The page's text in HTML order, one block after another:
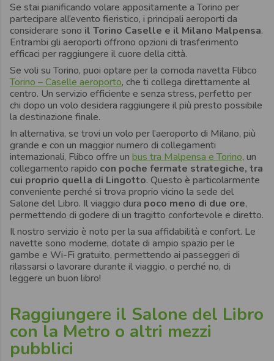
Se stai pianificando volare appositamente a Torino per
partecipare all’evento fieristico, i principali aeroporti da
considerare sono il Torino Caselle e il Milano Malpensa.
Entrambi gli aeroporti offrono opzioni di trasferimento
efficaci per raggiungere il cuore della città.
Se voli su Torino, puoi optare per la comoda navetta Flibco
Torino – Caselle aeroporto, che ti collega direttamente al
centro. Un servizio efficiente e senza stress, perfetto per
chi dopo un volo desidera raggiungere il più presto possibile
la destinazione finale.
In alternativa, se trovi un volo per l’aeroporto di Milano, più
grande e con un maggior numero di collegamenti
internazionali, Flibco offre un bus tra Malpensa e Torino, un
collegamento rapido con poche fermate strategiche, tra
cui proprio quella di Lingotto. Questo è particolarmente
conveniente perché si trova proprio vicino la sede del
Salone del Libro. Il viaggio dura poco meno di due ore,
permettendo di godere di un tragitto confortevole e diretto.
Il nostro servizio è noto per la sua affidabilità e confort. Le
navette sono moderne, dotate di ampio spazio per le
gambe e Wi-Fi gratuito, permettendo ai passeggeri di
rilassarsi o lavorare durante il viaggio, o perché no, di
leggere un buon libro!
Raggiungere il Salone del Libro
con la Metro o altri mezzi
pubblici